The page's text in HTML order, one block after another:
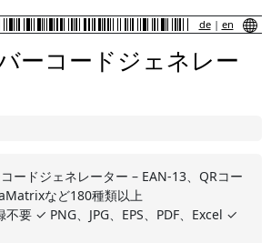
de| en
ーコードジェネレー
ードジェネレーター – EAN-13、QRコー
など180種類以上
要 ✓ PNG、JPG、EPS、PDF、Excel ✓